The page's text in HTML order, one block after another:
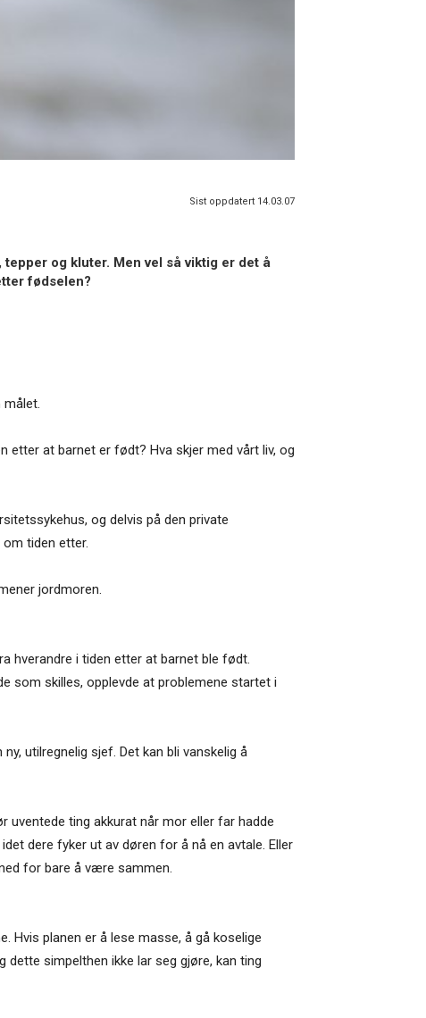
Sist oppdatert 14.03.07
og kluter. Men vel så viktig er det å
fødselen?
målet.
etter at barnet er født? Hva skjer med vårt liv, og
og delvis på den private
tiden etter.
jordmoren.
hverandre i tiden etter at barnet ble født.
som skilles, opplevde at problemene startet i
utilregnelig sjef. Det kan bli vanskelig å
uventede ting akkurat når mor eller far hadde
dere fyker ut av døren for å nå en avtale. Eller
for bare å være sammen.
Hvis planen er å lese masse, å gå koselige
simpelthen ikke lar seg gjøre, kan ting